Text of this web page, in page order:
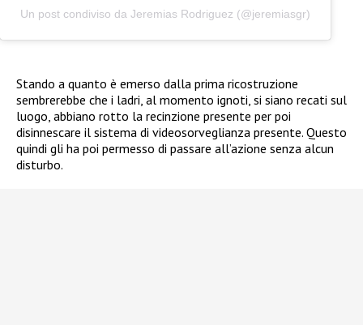
Un post condiviso da Jeremias Rodriguez (@jeremiasgr)
Stando a quanto è emerso dalla prima ricostruzione
sembrerebbe che i ladri, al momento ignoti, si siano recati sul
luogo, abbiano rotto la recinzione presente per poi
disinnescare il sistema di videosorveglianza presente. Questo
quindi gli ha poi permesso di passare all’azione senza alcun
disturbo.